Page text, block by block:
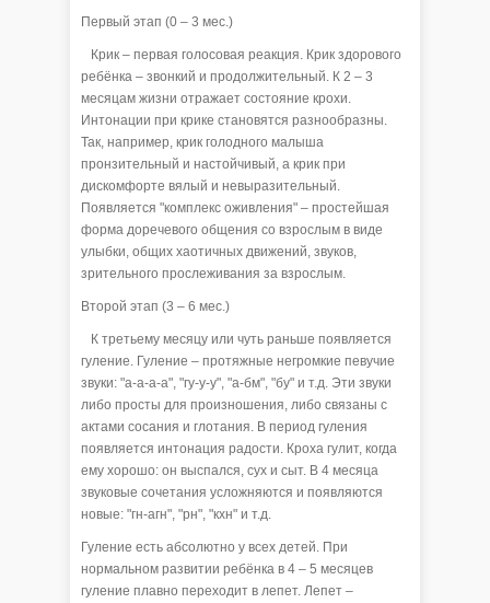
Первый этап (0 – 3 мес.)
Крик – первая голосовая реакция. Крик здорового
ребёнка – звонкий и продолжительный. К 2 – 3
месяцам жизни отражает состояние крохи.
Интонации при крике становятся разнообразны.
Так, например, крик голодного малыша
пронзительный и настойчивый, а крик при
дискомфорте вялый и невыразительный.
Появляется "комплекс оживления" – простейшая
форма доречевого общения со взрослым в виде
улыбки, общих хаотичных движений, звуков,
зрительного прослеживания за взрослым.
Второй этап (3 – 6 мес.)
К третьему месяцу или чуть раньше появляется
гуление. Гуление – протяжные негромкие певучие
звуки: "а-а-а-а", "гу-у-у", "а-бм", "бу" и т.д. Эти звуки
либо просты для произношения, либо связаны с
актами сосания и глотания. В период гуления
появляется интонация радости. Кроха гулит, когда
ему хорошо: он выспался, сух и сыт. В 4 месяца
звуковые сочетания усложняются и появляются
новые: "гн-агн", "рн", "кхн" и т.д.
Гуление есть абсолютно у всех детей. При
нормальном развитии ребёнка в 4 – 5 месяцев
гуление плавно переходит в лепет. Лепет –